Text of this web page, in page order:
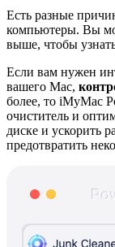
Есть разные
компьютеры. Вы
выше, чтобы
Если вам нужен
вашего Mac,
более, то iMyMac
очиститель и
диске и ускорить
предотвратить